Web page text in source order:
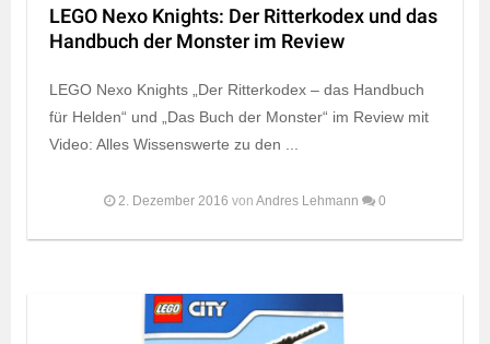
LEGO Nexo Knights: Der Ritterkodex und das
Handbuch der Monster im Review
LEGO Nexo Knights „Der Ritterkodex – das Handbuch
für Helden“ und „Das Buch der Monster“ im Review mit
Video: Alles Wissenswerte zu den ...
2. Dezember 2016 von Andres Lehmann 0